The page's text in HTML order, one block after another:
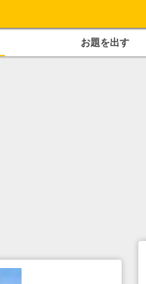
お題を出す